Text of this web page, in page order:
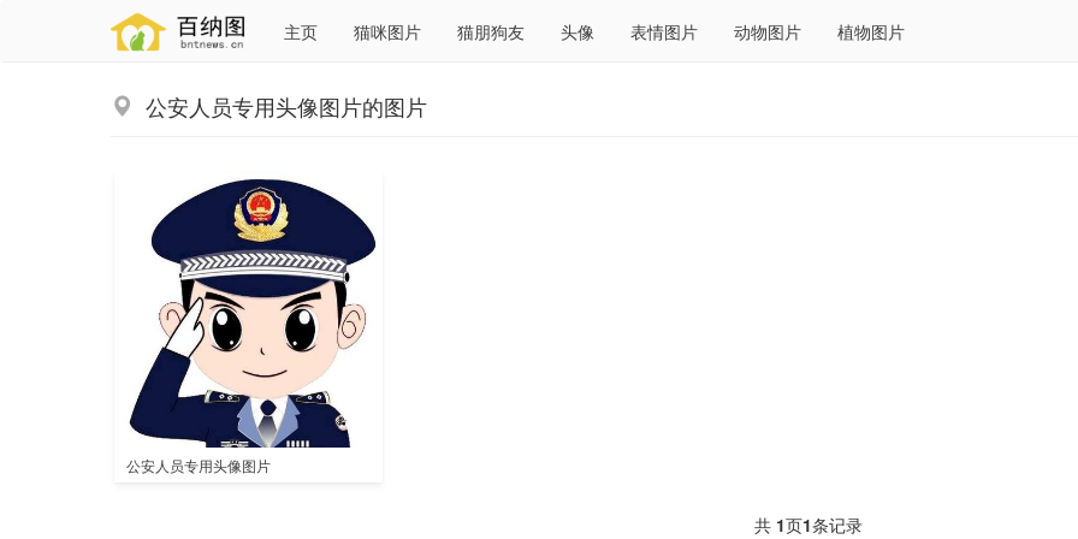
主页 猫咪图片 猫朋狗友 头像 表情图片 动物图片 植物图片
公安人员专用头像图片的图片
公安人员专用头像图片
共 1页1条记录